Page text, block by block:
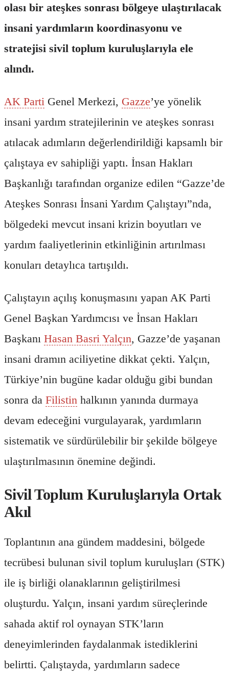
olası bir ateşkes sonrası bölgeye ulaştırılacak
insani yardımların koordinasyonu ve
stratejisi sivil toplum kuruluşlarıyla ele
alındı.
AK Parti Genel Merkezi, Gazze’ye yönelik
insani yardım stratejilerinin ve ateşkes sonrası
atılacak adımların değerlendirildiği kapsamlı bir
çalıştaya ev sahipliği yaptı. İnsan Hakları
Başkanlığı tarafından organize edilen “Gazze’de
Ateşkes Sonrası İnsani Yardım Çalıştayı”nda,
bölgedeki mevcut insani krizin boyutları ve
yardım faaliyetlerinin etkinliğinin artırılması
konuları detaylıca tartışıldı.
Çalıştayın açılış konuşmasını yapan AK Parti
Genel Başkan Yardımcısı ve İnsan Hakları
Başkanı Hasan Basri Yalçın, Gazze’de yaşanan
insani dramın aciliyetine dikkat çekti. Yalçın,
Türkiye’nin bugüne kadar olduğu gibi bundan
sonra da Filistin halkının yanında durmaya
devam edeceğini vurgulayarak, yardımların
sistematik ve sürdürülebilir bir şekilde bölgeye
ulaştırılmasının önemine değindi.
Sivil Toplum Kuruluşlarıyla Ortak
Akıl
Toplantının ana gündem maddesini, bölgede
tecrübesi bulunan sivil toplum kuruluşları (STK)
ile iş birliği olanaklarının geliştirilmesi
oluşturdu. Yalçın, insani yardım süreçlerinde
sahada aktif rol oynayan STK’ların
deneyimlerinden faydalanmak istediklerini
belirtti. Çalıştayda, yardımların sadece